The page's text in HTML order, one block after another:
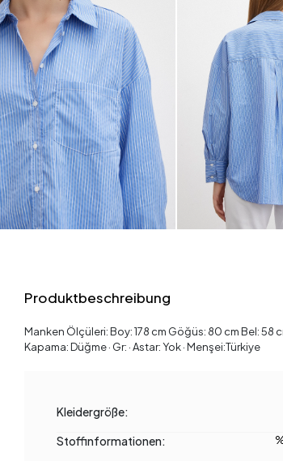
Produktbeschreibung
Manken Ölçüleri: Boy: 178 cm Göğüs: 80 cm Bel: 58
Kapama: Düğme · Gr: · Astar: Yok · Menşei:Türkiye
Kleidergröße:
Stoffinformationen: